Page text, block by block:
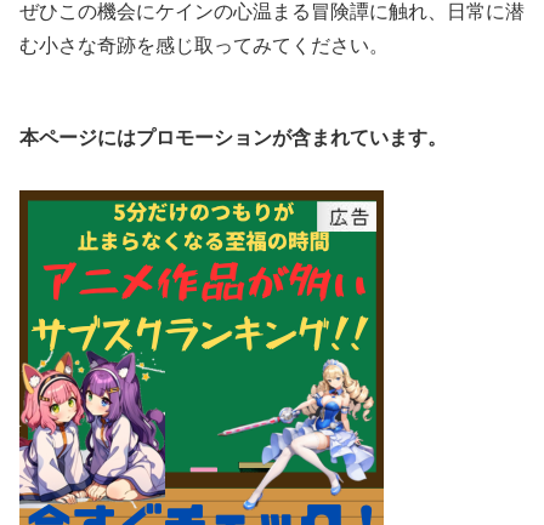
ぜひこの機会にケインの心温まる冒険譚に触れ、日常に潜
む小さな奇跡を感じ取ってみてください。
本ページにはプロモーションが含まれています。